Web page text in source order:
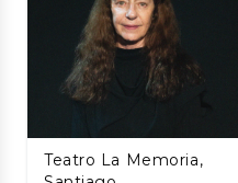
Teatro La Memoria,